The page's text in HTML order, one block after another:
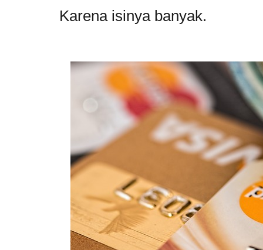
Karena isinya banyak.